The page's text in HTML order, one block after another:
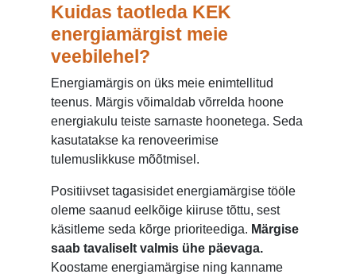
Kuidas taotleda KEK
energiamärgist meie
veebilehel?
Energiamärgis on üks meie enimtellitud
teenus. Märgis võimaldab võrrelda hoone
energiakulu teiste sarnaste hoonetega. Seda
kasutatakse ka renoveerimise
tulemuslikkuse mõõtmisel.
Positiivset tagasisidet energiamärgise tööle
oleme saanud eelkõige kiiruse tõttu, sest
käsitleme seda kõrge prioriteediga. Märgise
saab tavaliselt valmis ühe päevaga.
Koostame energiamärgise ning kanname